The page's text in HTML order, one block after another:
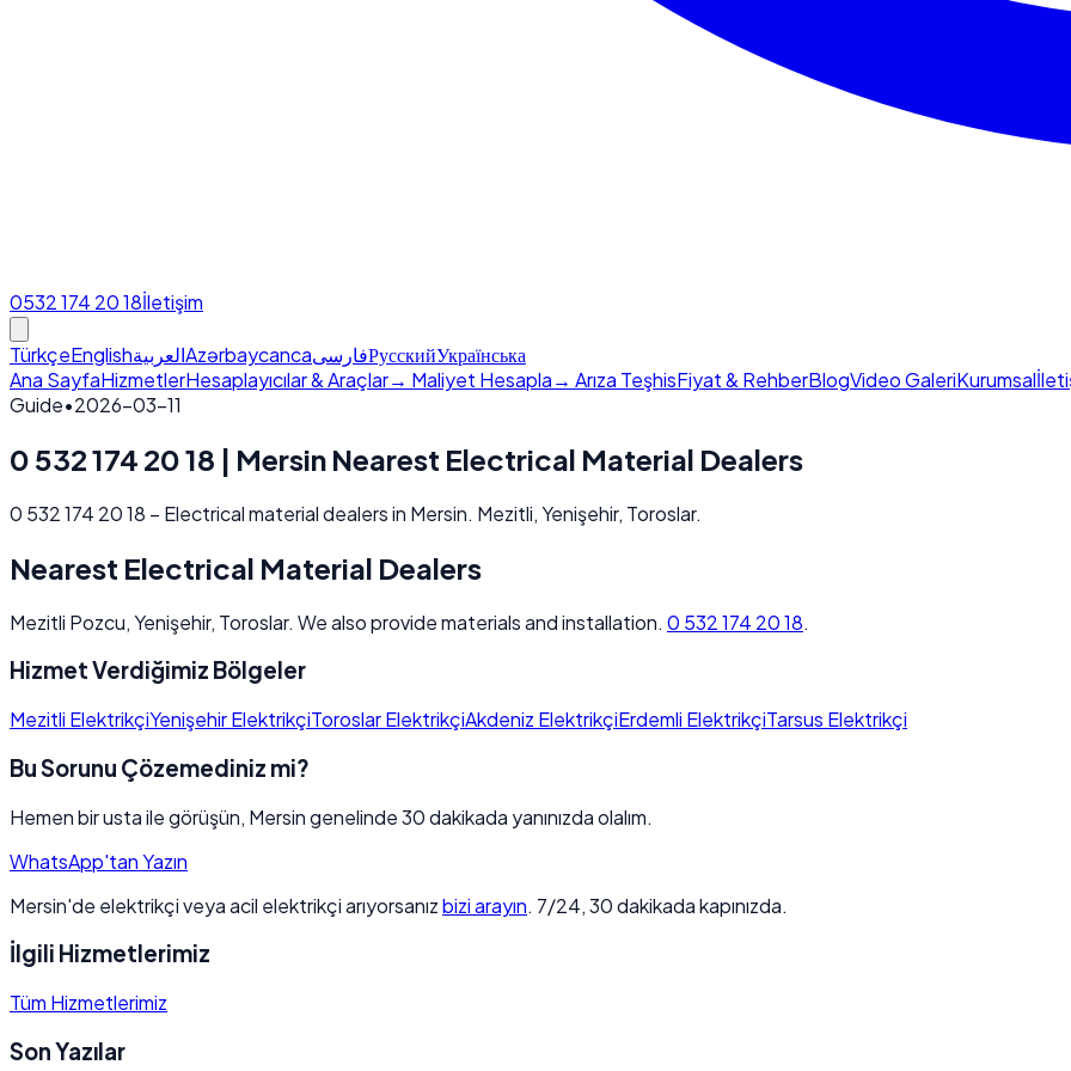
0532 174 20 18İletişim
TürkçeEnglishالعربيةAzərbaycancaفارسیРусскийУкраїнська
Ana SayfaHizmetlerHesaplayıcılar & Araçlar→ Maliyet Hesapla→ Arıza TeşhisFiyat & RehberBlogVideo GaleriKurumsal
Guide•2026-03-11
0 532 174 20 18 | Mersin Nearest Electrical Material Dealers
0 532 174 20 18 – Electrical material dealers in Mersin. Mezitli, Yenişehir, Toroslar.
Nearest Electrical Material Dealers
Mezitli Pozcu, Yenişehir, Toroslar. We also provide materials and installation. 0 532 174 20 18.
Hizmet Verdiğimiz Bölgeler
Mezitli ElektrikçiYenişehir ElektrikçiToroslar ElektrikçiAkdeniz ElektrikçiErdemli ElektrikçiTarsus Elektrikçi
Bu Sorunu Çözemediniz mi?
Hemen bir usta ile görüşün, Mersin genelinde 30 dakikada yanınızda olalım.
WhatsApp'tan Yazın
Mersin'de elektrikçi veya acil elektrikçi arıyorsanızbizi arayın. 7/24, 30 dakikada kapınızda.
İlgili Hizmetlerimiz
Tüm Hizmetlerimiz
Son Yazılar